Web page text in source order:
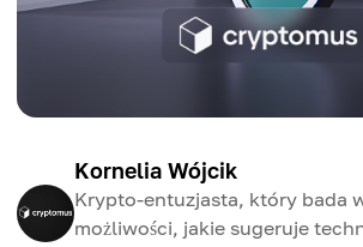
Kornelia Wójcik
Krypto-entuzjasta, który bada
możliwości, jakie sugeruje